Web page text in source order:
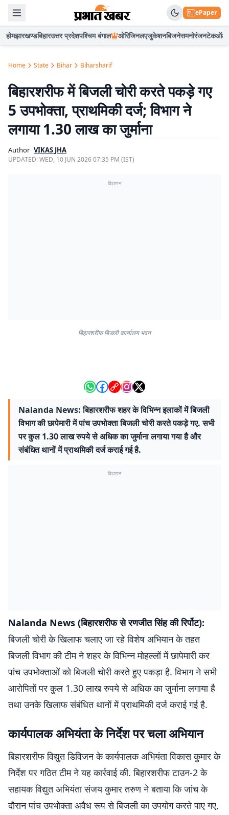
ePaper
होमझारखण्डबिहारउत्तर प्रदेशपश्चिम बंगाल ओरिजिनलएजुकेशनबिजनेसमनोरंजनटेकऑटो
Home State Bihar Biharsharif
बिहारशरीफ में बिजली चोरी करते पकड़े गए
5 उपभोक्ता, प्राथमिकी दर्ज; विभाग ने
लगाया 1.30 लाख का जुर्माना
Author VIKAS JHA
UPDATED:WED, 10 JUN 2026 07:35 PM (IST)
विज्ञापन
बिहारशरीफ बिजली कार्यालय भवन
Nalanda News: बिहारशरीफ शहर के विभिन्न इलाकों में बिजली
विभाग की छापेमारी में पांच उपभोक्ता बिजली चोरी करते पकड़े गए. सभी
पर कुल 1.30 लाख रुपये से अधिक का जुर्माना लगाया गया है और
संबंधित थानों में प्राथमिकी दर्ज कराई गई है.
विज्ञापन
Nalanda News (बिहारशरीफ से रणजीत सिंह की रिर्पोट):
बिजली चोरी के खिलाफ चलाए जा रहे विशेष अभियान के तहत
बिजली विभाग की टीम ने शहर के विभिन्न मोहल्लों में छापेमारी कर
पांच उपभोक्ताओं को बिजली चोरी करते हुए पकड़ा है. विभाग ने सभी
आरोपितों पर कुल 1.30 लाख रुपये से अधिक का जुर्माना लगाया है
तथा उनके खिलाफ संबंधित थानों में प्राथमिकी दर्ज कराई गई है.
कार्यपालक अभियंता के निर्देश पर चला अभियान
बिहारशरीफ विद्युत डिविजन के कार्यपालक अभियंता विकास कुमार के
निर्देश पर गठित टीम ने यह कार्रवाई की. बिहारशरीफ टाउन-2 के
सहायक विद्युत अभियंता संजय कुमार तरुण ने बताया कि जांच के
दौरान पांच उपभोक्ता अवैध रूप से बिजली का उपयोग करते पाए गए,